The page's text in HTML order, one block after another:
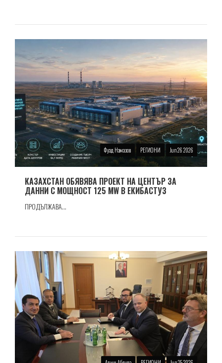
Фуад Намазов РЕГИОНИ Jun 26 2026
КАЗАХСТАН ОБЯВЯВА ПРОЕКТ НА ЦЕНТЪР ЗА
ДАННИ С МОЩНОСТ 125 MW В ЕКИБАСТУЗ
ПРОДЪЛЖАВА...